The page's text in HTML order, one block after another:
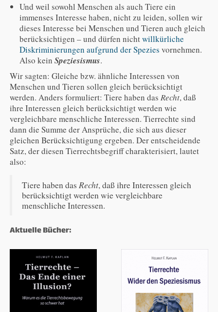
Und weil sowohl Menschen als auch Tiere ein
immenses Interesse haben, nicht zu leiden, sollen wir
dieses Interesse bei Menschen und Tieren auch gleich
berücksichtigen – und dürfen nichtwillkürliche
Diskriminierungen aufgrund der Spezies vornehmen.
Also kein Speziesismus.
Wir sagten: Gleiche bzw. ähnliche Interessen von
Menschen und Tieren sollen gleich berücksichtigt
werden. Anders formuliert: Tiere haben das Recht, daß
ihre Interessen gleich berücksichtigt werden wie
vergleichbare menschliche Interessen. Tierrechte sind
dann die Summe der Ansprüche, die sich aus dieser
gleichen Berücksichtigung ergeben. Der entscheidende
Satz, der diesen Tierrechtsbegriff charakterisiert, lautet
also:
Tiere haben das Recht, daß ihre Interessen gleich
berücksichtigt werden wie vergleichbare
menschliche Interessen.
Aktuelle Bücher: